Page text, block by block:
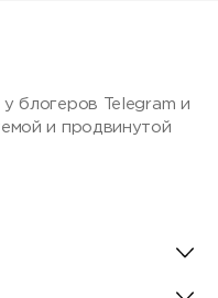
блогеров Telegram и
и продвинутой